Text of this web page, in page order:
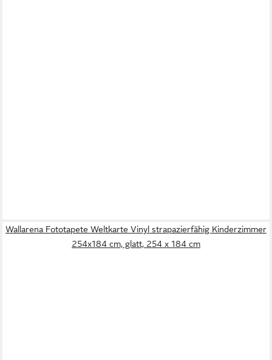
Wallarena Fototapete Weltkarte Vinyl strapazierfähig Kinderzimmer
254x184 cm, glatt, 254 x 184 cm